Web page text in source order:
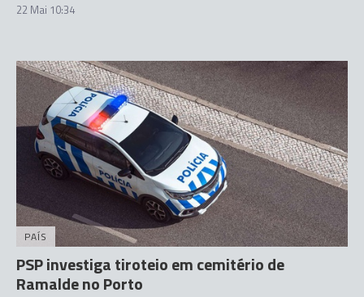
22 Mai 10:34
PAÍS
PSP investiga tiroteio em cemitério de
Ramalde no Porto